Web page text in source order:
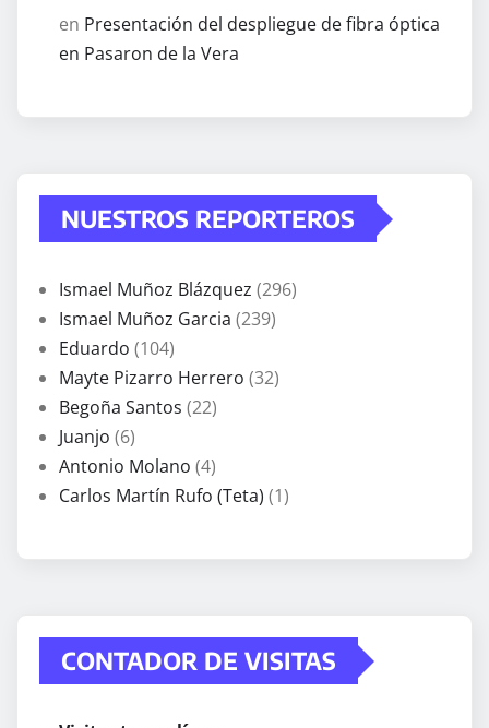
en Presentación del despliegue de fibra óptica
en Pasaron de la Vera
NUESTROS REPORTEROS
Ismael Muñoz Blázquez (296)
Ismael Muñoz Garcia (239)
Eduardo (104)
Mayte Pizarro Herrero (32)
Begoña Santos (22)
Juanjo (6)
Antonio Molano (4)
Carlos Martín Rufo (Teta) (1)
CONTADOR DE VISITAS